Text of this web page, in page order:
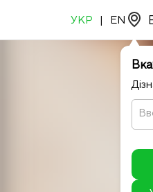
УКР | EN